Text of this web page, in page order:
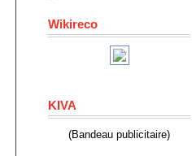
Wikireco
KIVA
(Bandeau publicitaire)